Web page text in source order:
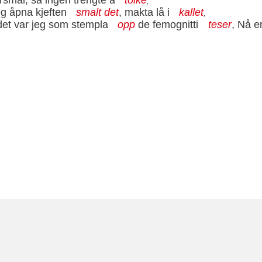
åpna kjeften smalt det, makta lå i kallet,
var jeg som stempla opp de femognitti teser, Nå